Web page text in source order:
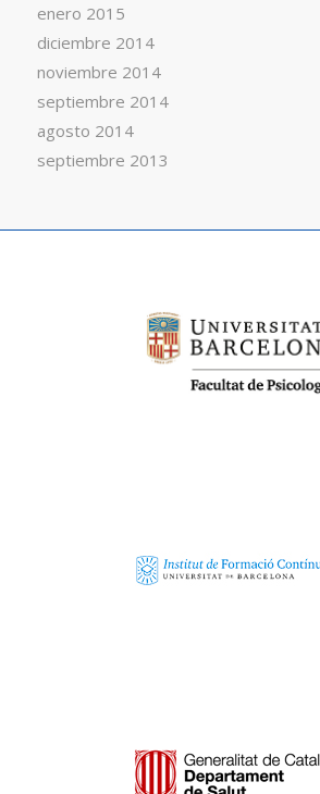
enero 2015
diciembre 2014
noviembre 2014
septiembre 2014
agosto 2014
septiembre 2013